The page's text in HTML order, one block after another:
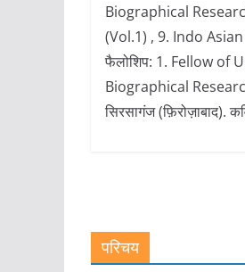
Biographical
(Vol.1) , 9. Indo
फैलोशिप: 1. Fellow of
Biographical Research
सिरसागंज (फ़िरोज़ाबाद).
परिचय